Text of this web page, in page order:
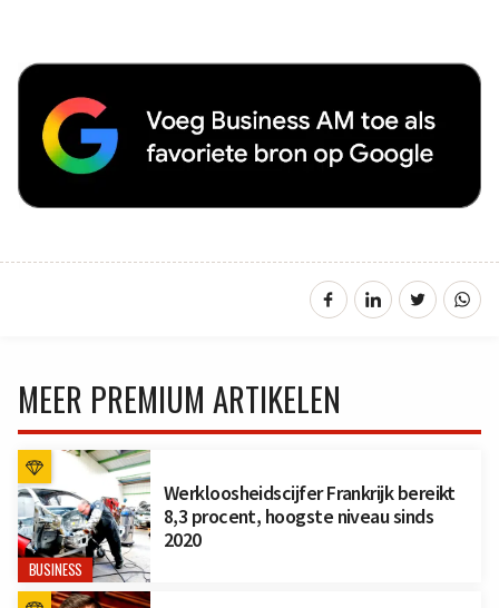
MEER PREMIUM ARTIKELEN
BUSINESS
Werkloosheidscijfer Frankrijk bereikt
8,3 procent, hoogste niveau sinds
2020